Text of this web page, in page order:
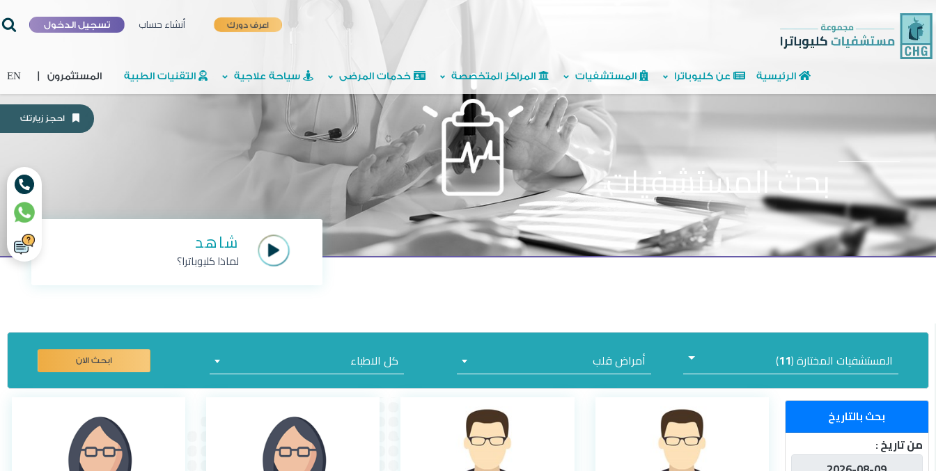
تسجيل الدخول أنشاء حساب اعرف دورك
الرئيسية عن كليوباترا المستشفيات المراكز المتخصصة خدمات المرضى سياحة علاجية التقنيات الطبية المستثمرون EN
احجز زيارتك
بحث المستشفيات
شاهد
لماذا كليوباترا؟
المستشفيات المختارة (11
) أمراض قلب كل الاطباء ابحث الان
بحث بالتاريخ
من تاريخ :